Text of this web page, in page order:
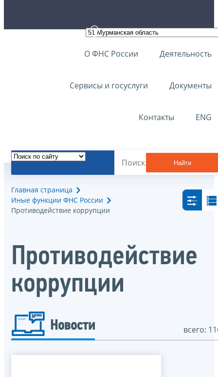
О ФНС России Деятельность
Сервисы и госуслуги Документы
Контакты ENG
Найти
Главная страница
Иные функции ФНС России
Противодействие коррупции
Противодействие
коррупции
Новости всего: